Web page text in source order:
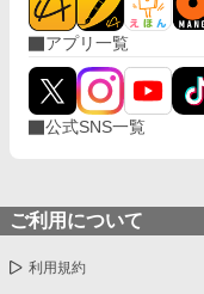
アプリ一覧
公式SNS一覧
ご利用について
利用規約